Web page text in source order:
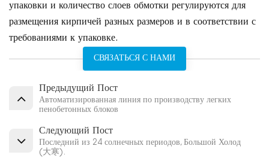
упаковки и количество слоев обмотки регулируются для
размещения кирпичей разных размеров и в соответствии с
требованиями к упаковке.
СВЯЗАТЬСЯ С НАМИ
Предыдущий Пост
Автоматизированная линия по производству легких
пенобетонных блоков
Следующий Пост
Последний из 24 солнечных периодов, Большой Холод
(大寒).